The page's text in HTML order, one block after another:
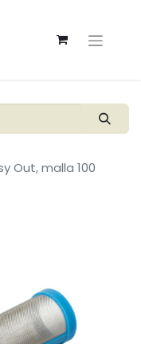
Out, malla 100